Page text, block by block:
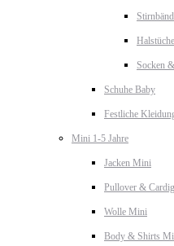
Socken
Schuhe Baby
Festliche
Mini 1-5 Jahre
Jacken Mini
Pullover &
Wolle Mini
Body & Shirts